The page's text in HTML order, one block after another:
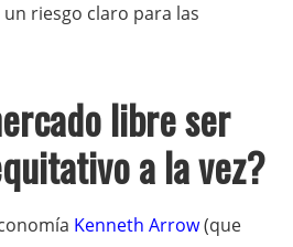
riesgo claro para las
libre ser
a la vez?
Kenneth Arrow(que